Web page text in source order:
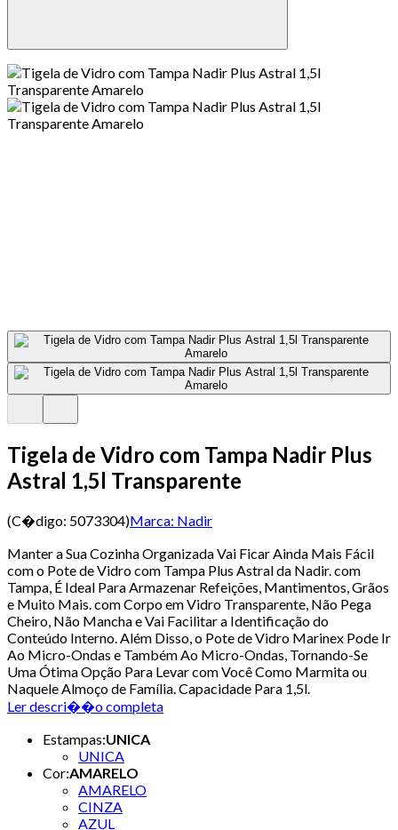
Tigela de Vidro com Tampa Nadir Plus
Astral 1,5l Transparente
(C�digo: 5073304)Marca: Nadir
Manter a Sua Cozinha Organizada Vai Ficar Ainda Mais Fácil
com o Pote de Vidro com Tampa Plus Astral da Nadir. com
Tampa, É Ideal Para Armazenar Refeições, Mantimentos, Grãos
e Muito Mais. com Corpo em Vidro Transparente, Não Pega
Cheiro, Não Mancha e Vai Facilitar a Identificação do
Conteúdo Interno. Além Disso, o Pote de Vidro Marinex Pode Ir
Ao Micro-Ondas e Também Ao Micro-Ondas, Tornando-Se
Uma Ótima Opção Para Levar com Você Como Marmita ou
Naquele Almoço de Família. Capacidade Para 1,5l.
Ler descri��o completa
Estampas:UNICA
UNICA
Cor:AMARELO
AMARELO
CINZA
AZUL